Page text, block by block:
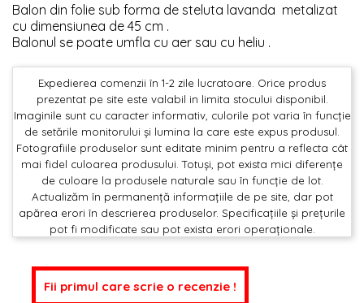
Balon din folie sub forma de steluta lavanda metalizat
cu dimensiunea de 45 cm .
Balonul se poate umfla cu aer sau cu heliu .
Expedierea comenzii în 1-2 zile lucratoare. Orice produs
prezentat pe site este valabil in limita stocului disponibil.
Imaginile sunt cu caracter informativ, culorile pot varia în funcție
de setările monitorului și lumina la care este expus produsul.
Fotografiile produselor sunt editate minim pentru a reflecta cât
mai fidel culoarea produsului. Totuși, pot exista mici diferențe
de culoare la produsele naturale sau în funcție de lot.
Actualizăm în permanență informațiile de pe site, dar pot
apărea erori în descrierea produselor. Specificațiile și prețurile
pot fi modificate sau pot exista erori operaționale.
Fii primul care scrie o recenzie !